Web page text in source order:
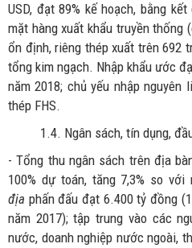
USD, đạt 89% kế hoạch, bằng
mặt hàng xuất khẩu truyền thống
ổn định, riêng thép xuất trên 692
tổng kim ngạch. Nhập khẩu ước
năm 2018; chủ yếu nhập nguyên
thép FHS.
1.4. Ngân sách, tín dụng,
- Tổng thu ngân sách trên địa
100% dự toán, tăng 7,3% so với
địa phấn đấu đạt 6.400 tỷ đồng
năm 2017); tập trung vào các
nước, doanh nghiệp nước ngoài,